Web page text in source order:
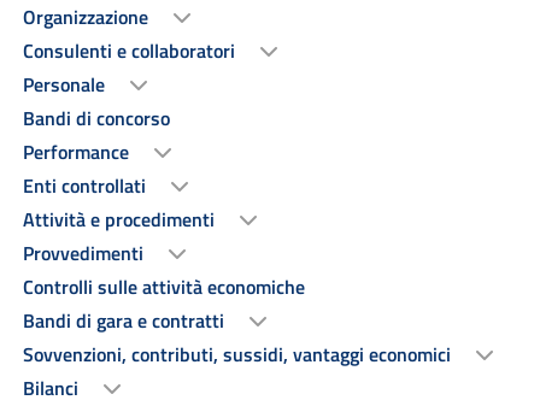
Organizzazione
Consulenti e collaboratori
Personale
Bandi di concorso
Performance
Enti controllati
Attività e procedimenti
Provvedimenti
Controlli sulle attività economiche
Bandi di gara e contratti
Sovvenzioni, contributi, sussidi, vantaggi economici
Bilanci